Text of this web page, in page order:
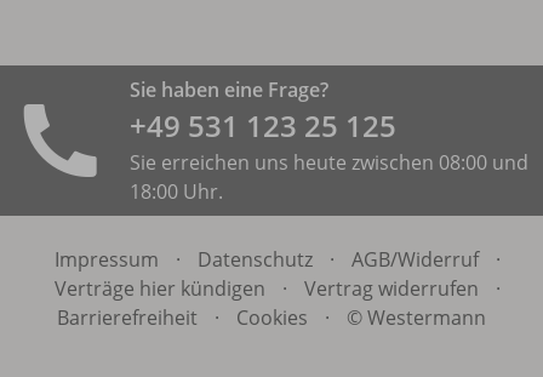
Sie haben eine Frage?
+49 531 ­123 25 125
Sie erreichen uns heute zwischen 08:00 und
18:00 Uhr.
Impressum · Datenschutz · AGB/Widerruf
·
Verträge hier kündigen
· Vertrag widerrufen
·
Barrierefreiheit
· Cookies · © Westermann